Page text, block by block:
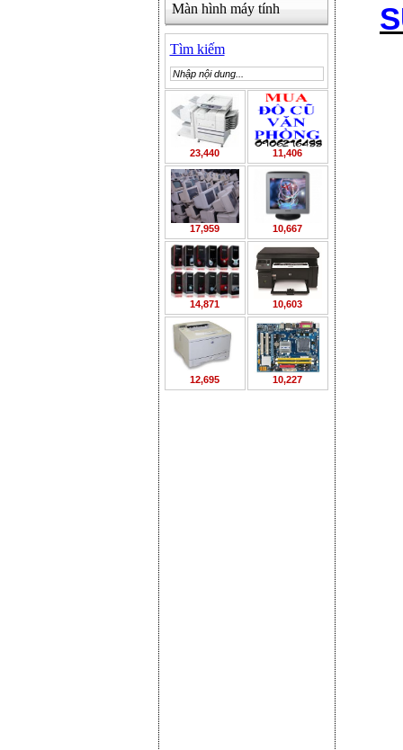
Màn hình máy tính
Tìm kiếm
23,440 11,406
17,959 10,667
14,871 10,603
12,695 10,227